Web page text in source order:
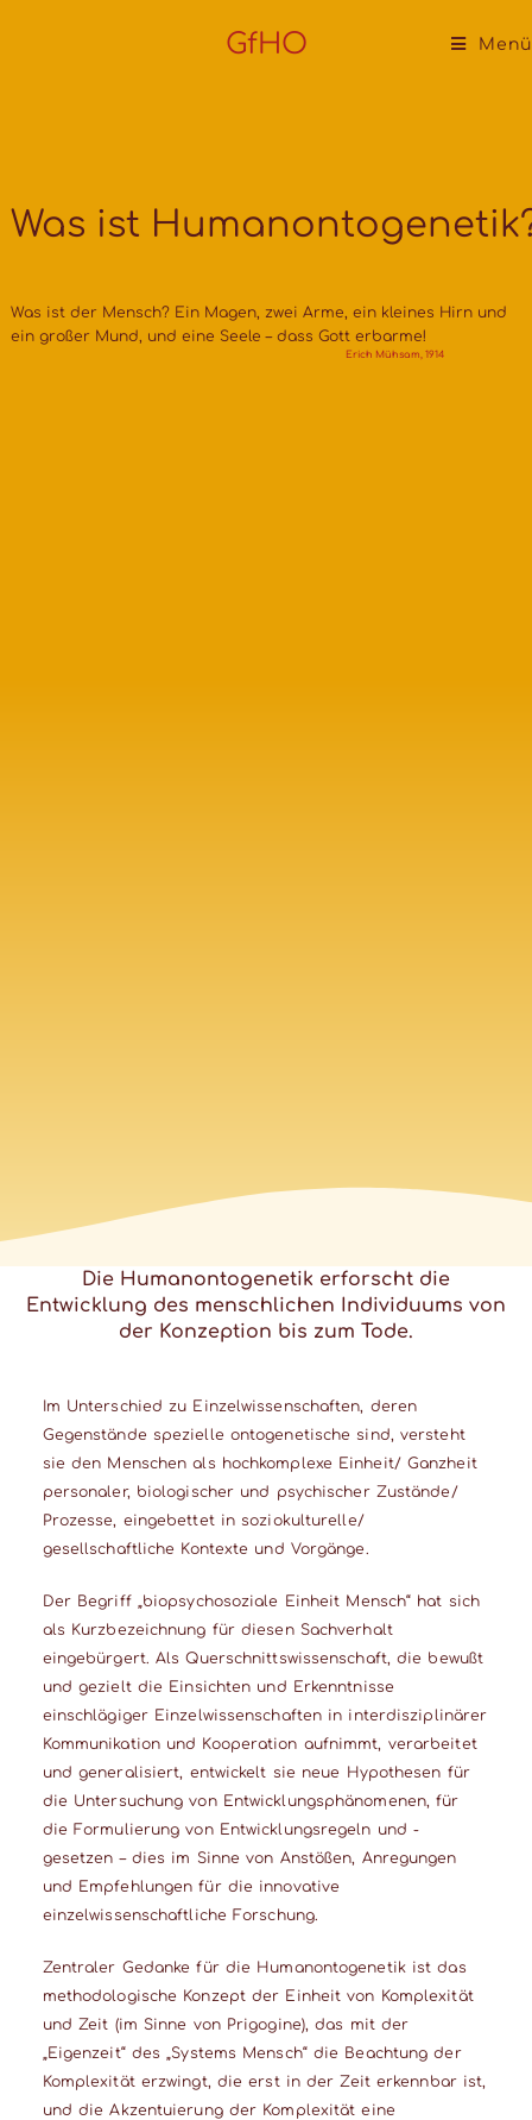
GfHO Menü
Was ist
Was ist der Mensch? Ein Magen, zwei Arme, ein kleines Hirn und
ein großer Mund, und eine Seele – dass Gott erbarme!
Erich Mühsam, 1914
Die Humanontogenetik erforscht die
Entwicklung des menschlichen Individuums von
der Konzeption bis zum Tode.
Im Unterschied zu Einzelwissenschaften, deren
Gegenstände spezielle ontogenetische sind, versteht
sie den Menschen als hochkomplexe Einheit/ Ganzheit
personaler, biologischer und psychischer Zustände/
Prozesse, eingebettet in soziokulturelle/
gesellschaftliche Kontexte und Vorgänge.
Der Begriff „biopsychosoziale Einheit Mensch“ hat sich
als Kurzbezeichnung für diesen Sachverhalt
eingebürgert. Als Querschnittswissenschaft, die bewußt
und gezielt die Einsichten und Erkenntnisse
einschlägiger Einzelwissenschaften in interdisziplinärer
Kommunikation und Kooperation aufnimmt, verarbeitet
und generalisiert, entwickelt sie neue Hypothesen für
die Untersuchung von Entwicklungsphänomenen, für
die Formulierung von Entwicklungsregeln und -
gesetzen – dies im Sinne von Anstößen, Anregungen
und Empfehlungen für die innovative
einzelwissenschaftliche Forschung.
Zentraler Gedanke für die Humanontogenetik ist das
methodologische Konzept der Einheit von Komplexität
und Zeit (im Sinne von Prigogine), das mit der
„Eigenzeit“ des „Systems Mensch“ die Beachtung der
Komplexität erzwingt, die erst in der Zeit erkennbar ist,
und die Akzentuierung der Komplexität eine